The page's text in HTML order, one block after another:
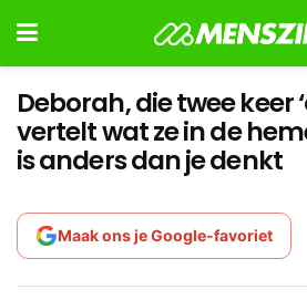
Deborah, die twee keer
vertelt wat ze in de
is anders dan je denkt
Maak ons je Google-favoriet